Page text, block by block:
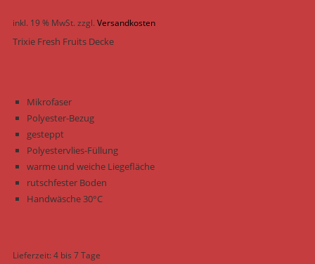
inkl. 19 % MwSt. zzgl. Versandkosten
Trixie Fresh Fruits Decke
Mikrofaser
Polyester-Bezug
gesteppt
Polyestervlies-Füllung
warme und weiche Liegefläche
rutschfester Boden
Handwäsche 30°C
Lieferzeit:4 bis 7 Tage